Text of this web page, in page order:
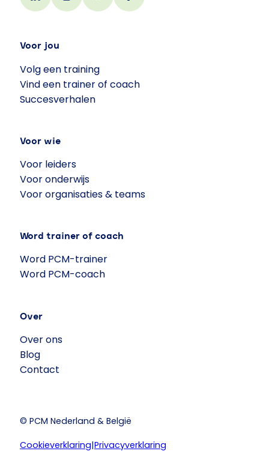
Voor jou
Volg een training
Vind een trainer of coach
Succesverhalen
Voor wie
Voor leiders
Voor onderwijs
Voor organisaties & teams
Word trainer of coach
Word PCM-trainer
Word PCM-coach
Over
Over ons
Blog
Contact
© PCM Nederland & België
Cookieverklaring|Privacyverklaring